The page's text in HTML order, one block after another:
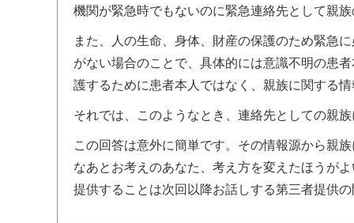
機関が緊急時でもないのに緊急連絡先として親
また、人の生命、身体、財産の保護のため緊急
がない場合のことで、具体的には意識不明の患
護するために患者本人ではなく、親族に関する
それでは、このようなとき、連絡先としての親
この回答は意外に簡単です。その情報源から親
なあとお考えのあなた、考え方を変えたほうが
提供することは次回以降お話しする第三者提供